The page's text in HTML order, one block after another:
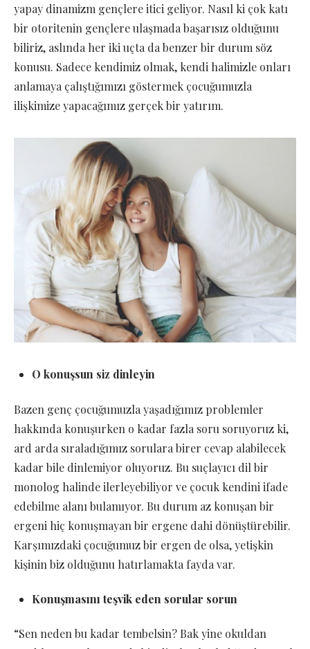
yapay dinamizm gençlere itici geliyor. Nasıl ki çok katı
bir otoritenin gençlere ulaşmada başarısız olduğunu
biliriz, aslında her iki uçta da benzer bir durum söz
konusu. Sadece kendimiz olmak, kendi halimizle onları
anlamaya çalıştığımızı göstermek çocuğumuzla
ilişkimize yapacağımız gerçek bir yatırım.
O konuşsun siz dinleyin
Bazen genç çocuğumuzla yaşadığımız problemler
hakkında konuşurken o kadar fazla soru soruyoruz ki,
ard arda sıraladığımız sorulara birer cevap alabilecek
kadar bile dinlemiyor oluyoruz. Bu suçlayıcı dil bir
monolog halinde ilerleyebiliyor ve çocuk kendini ifade
edebilme alanı bulamıyor. Bu durum az konuşan bir
ergeni hiç konuşmayan bir ergene dahi dönüştürebilir.
Karşımızdaki çocuğumuz bir ergen de olsa, yetişkin
kişinin biz olduğunu hatırlamakta fayda var.
Konuşmasını teşvik eden sorular sorun
“Sen neden bu kadar tembelsin? Bak yine okuldan